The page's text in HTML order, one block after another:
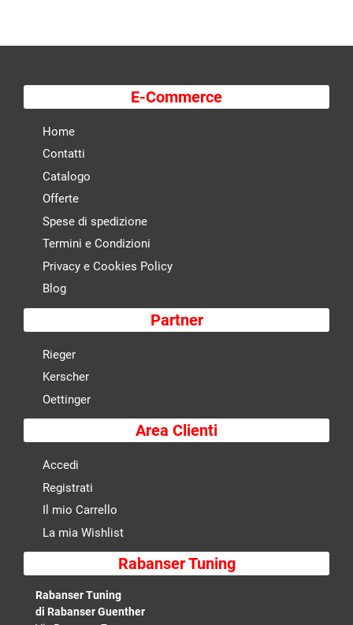
E-Commerce
Home
Contatti
Catalogo
Offerte
Spese di spedizione
Termini e Condizioni
Privacy e Cookies Policy
Blog
Partner
Rieger
Kerscher
Oettinger
Area Clienti
Accedi
Registrati
Il mio Carrello
La mia Wishlist
Rabanser Tuning
Rabanser Tuning
di Rabanser Guenther